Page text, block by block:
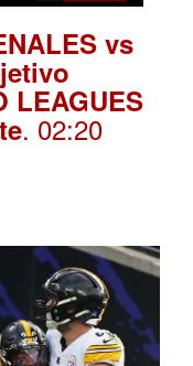
vs
LEAGUES
. 02:20